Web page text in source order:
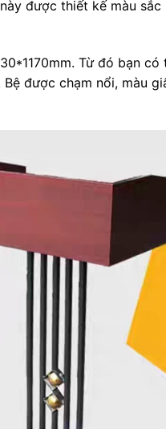
được thiết kế màu
Từ đó bạn có
được chạm nổi, màu